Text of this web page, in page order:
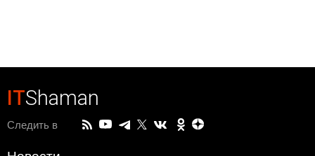
ITShaman
Следить в